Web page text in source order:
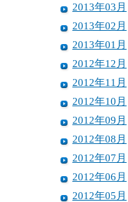
2013年03月
2013年02月
2013年01月
2012年12月
2012年11月
2012年10月
2012年09月
2012年08月
2012年07月
2012年06月
2012年05月